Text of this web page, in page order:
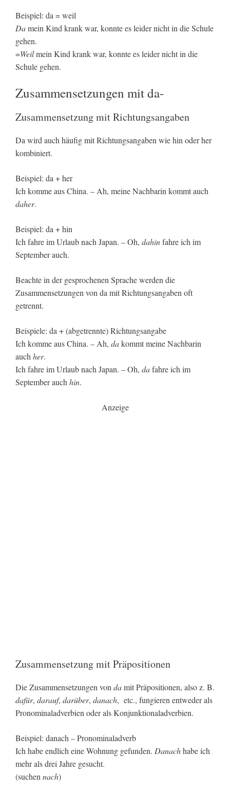
Beispiel: da = weil
Damein Kind krank war, konnte es leider nicht in die Schule
gehen.
=Weilmein Kind krank war, konnte es leider nicht in die
Schule gehen.
Zusammensetzungen mit da-
Zusammensetzung mit Richtungsangaben
Da wird auch häufig mit Richtungsangaben wie hin oder her
kombiniert.
Beispiel: da + her
Ich komme aus China. – Ah, meine Nachbarin kommt auch
daher.
Beispiel: da + hin
Ich fahre im Urlaub nach Japan. – Oh, dahinfahre ich im
September auch.
Beachte in der gesprochenen Sprache werden die
Zusammensetzungen von da mit Richtungsangaben oft
getrennt.
Beispiele: da + (abgetrennte) Richtungsangabe
Ich komme aus China. – Ah, dakommt meine Nachbarin
auch her.
Ich fahre im Urlaub nach Japan. – Oh, dafahre ich im
September auch hin.
Anzeige
Zusammensetzung mit Präpositionen
Die Zusammensetzungen von damit Präpositionen, also z. B.
dafür, darauf, darüber, danach, etc., fungieren entweder als
Pronominaladverbien oder als Konjunktionaladverbien.
Beispiel: danach – Pronominaladverb
Ich habe endlich eine Wohnung gefunden. Danachhabe ich
mehr als drei Jahre gesucht.
(suchen nach)